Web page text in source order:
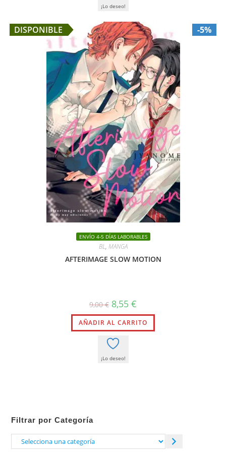
¡Lo deseo!
DISPONIBLE -5%
ENVÍO 4-5 DÍAS LABORABLES
BL, MANGA
AFTERIMAGE SLOW MOTION
9,00€ El
precio
original
era:
9,00 €.
8,55 €
actual
es:
8,55 €.
AÑADIR AL CARRITO
¡Lo deseo!
Filtrar por Categoría
Selecciona